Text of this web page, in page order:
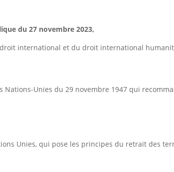
du 27 novembre 2023,
international et du droit international
Nations-Unies du 29 novembre 1947 qui
Unies, qui pose les principes du retrait des